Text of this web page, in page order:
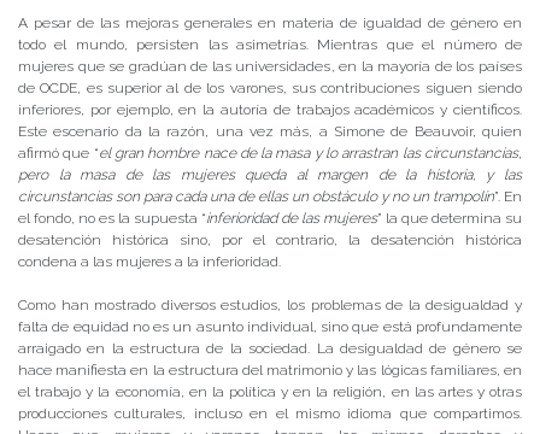
A pesar de las mejoras generales en materia de igualdad de género en
todo el mundo, persisten las asimetrías. Mientras que el número de
mujeres que se gradúan de las universidades, en la mayoría de los países
de OCDE, es superior al de los varones, sus contribuciones siguen siendo
inferiores, por ejemplo, en la autoría de trabajos académicos y científicos.
Este escenario da la razón, una vez más, a Simone de Beauvoir, quien
afirmó que “el gran hombre nace de la masa y lo arrastran las circunstancias,
pero la masa de las mujeres queda al margen de la historia, y las
circunstancias son para cada una de ellas un obstáculo y no un trampolín”. En
el fondo, no es la supuesta “inferioridad de las mujeres” la que determina su
desatención histórica sino, por el contrario, la desatención histórica
condena a las mujeres a la inferioridad.
Como han mostrado diversos estudios, los problemas de la desigualdad y
falta de equidad no es un asunto individual, sino que está profundamente
arraigado en la estructura de la sociedad. La desigualdad de género se
hace manifiesta en la estructura del matrimonio y las lógicas familiares, en
el trabajo y la economía, en la política y en la religión, en las artes y otras
producciones culturales, incluso en el mismo idioma que compartimos.